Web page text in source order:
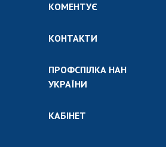
КОМЕНТУЄ
КОНТАКТИ
ПРОФСПІЛКА НАН
УКРАЇНИ
КАБІНЕТ